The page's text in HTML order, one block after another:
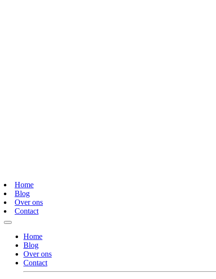
Home
Blog
Over ons
Contact
Home
Blog
Over ons
Contact